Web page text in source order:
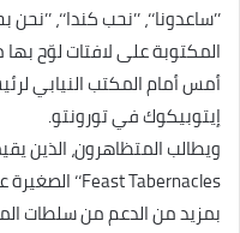
’’ساعدونا‘‘، ’’نحب كندا‘‘،
المكتوبة على لافتات لوّح
أمس أمام المكتب النيابي
إيتوبيكوك في تورونتو.
بمزيد من الدعم من سلطات